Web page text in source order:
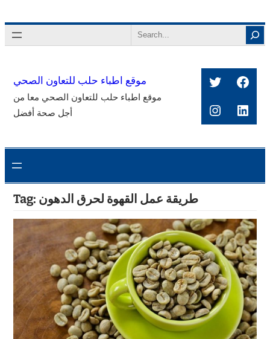
to
content
Search
موقع اطباء حلب للتعاون الصحي
موقع اطباء حلب للتعاون الصحي معا من
أجل صحة أفضل
Twitter
Tag: طريقة عمل القهوة لحرق الدهون